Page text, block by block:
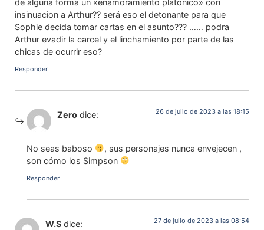
de alguna forma un «enamoramiento platonico» con
insinuacion a Arthur?? será eso el detonante para que
Sophie decida tomar cartas en el asunto??? …… podra
Arthur evadir la carcel y el linchamiento por parte de las
chicas de ocurrir eso?
Responder
Zero dice: 26 de julio de 2023 a las 18:15
No seas baboso
, sus personajes nunca envejecen ,
son cómo los Simpson
Responder
W.S dice: 27 de julio de 2023 a las 08:54